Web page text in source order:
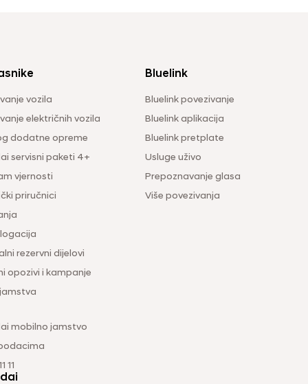
vozila
električnih vozila
dodatne opreme
servisni paketi 4+
vjernosti
priručnici
rezervni dijelovi
opozivi i kampanje
mobilno jamstvo
11
Bluelink
Bluelink povezivanje
Bluelink aplikacija
Bluelink pretplate
Usluge uživo
Prepoznavanje glasa
Više povezivanja